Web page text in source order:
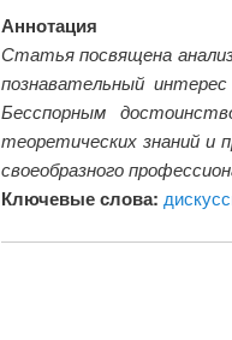
Аннотация
Статья посвящена
познавательный
Бесспорным
теоретических знаний и
своеобразного
Ключевые слова: